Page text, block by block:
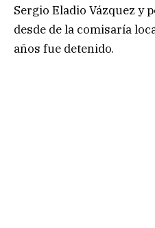
Sergio Eladio Vázquez y
desde de la comisaría
años fue detenido.